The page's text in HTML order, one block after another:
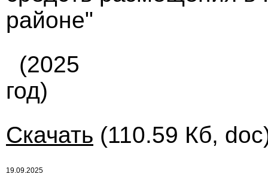
районе"
(2025
год)
Скачать (110.59 Кб,
19.09.2025